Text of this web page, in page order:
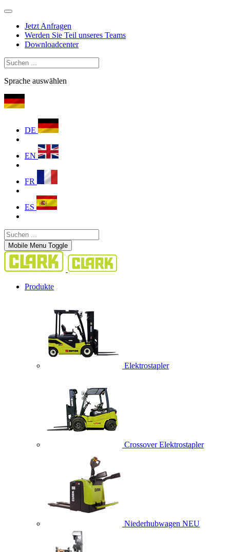
Jetzt Anfragen
Werden Sie Teil unseres Teams
Downloadcenter
Sprache auswählen
DE
EN
FR
ES
Mobile Menu Toggle
Produkte
Elektrostapler
Crossover Elektrostapler
Niederhubwagen NEU